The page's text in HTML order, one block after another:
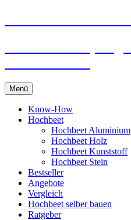
Menü Zum
Inhalt
springen
Know-How
Hochbeet
Hochbeet Aluminium
Hochbeet Holz
Hochbeet Kunststoff
Hochbeet Stein
Bestseller
Angebote
Vergleich
Hochbeet selber bauen
Ratgeber